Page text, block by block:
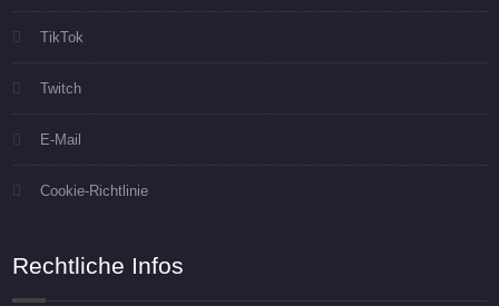
TikTok
Twitch
E-Mail
Cookie-Richtlinie
Rechtliche Infos